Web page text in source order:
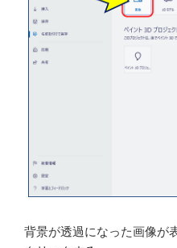
る。